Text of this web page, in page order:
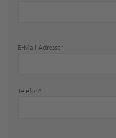
E-Mail Adresse*
Telefon*